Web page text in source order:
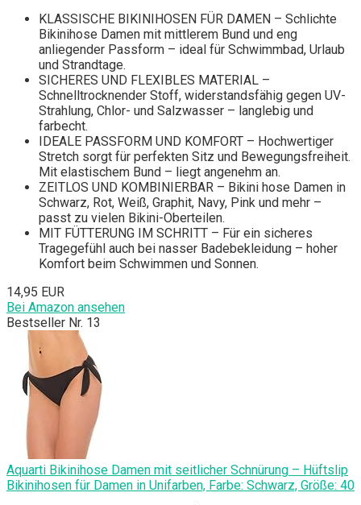
KLASSISCHE BIKINIHOSEN FÜR DAMEN – Schlichte
Bikinihose Damen mit mittlerem Bund und eng
anliegender Passform – ideal für Schwimmbad, Urlaub
und Strandtage.
SICHERES UND FLEXIBLES MATERIAL –
Schnelltrocknender Stoff, widerstandsfähig gegen UV-
Strahlung, Chlor- und Salzwasser – langlebig und
farbecht.
IDEALE PASSFORM UND KOMFORT – Hochwertiger
Stretch sorgt für perfekten Sitz und Bewegungsfreiheit.
Mit elastischem Bund – liegt angenehm an.
ZEITLOS UND KOMBINIERBAR – Bikini hose Damen in
Schwarz, Rot, Weiß, Graphit, Navy, Pink und mehr –
passt zu vielen Bikini-Oberteilen.
MIT FÜTTERUNG IM SCHRITT – Für ein sicheres
Tragegefühl auch bei nasser Badebekleidung – hoher
Komfort beim Schwimmen und Sonnen.
14,95 EUR
Bei Amazon ansehen
Bestseller Nr. 13
Aquarti Bikinihose Damen mit seitlicher Schnürung – Hüftslip
Bikinihosen für Damen in Unifarben, Farbe: Schwarz, Größe: 40